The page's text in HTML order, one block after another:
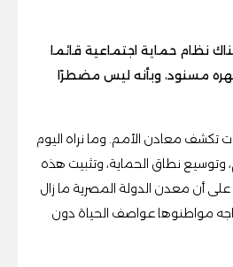
نظام حماية اجتماعية قائما
مسنود، وبأنه ليس مضطرًا
تكشف معادن الأمم. وما نراه اليوم
نطاق الحماية، وتثبيت هذه
أن معدن الدولة المصرية ما زال
مواطنوها عواصف الحياة دون